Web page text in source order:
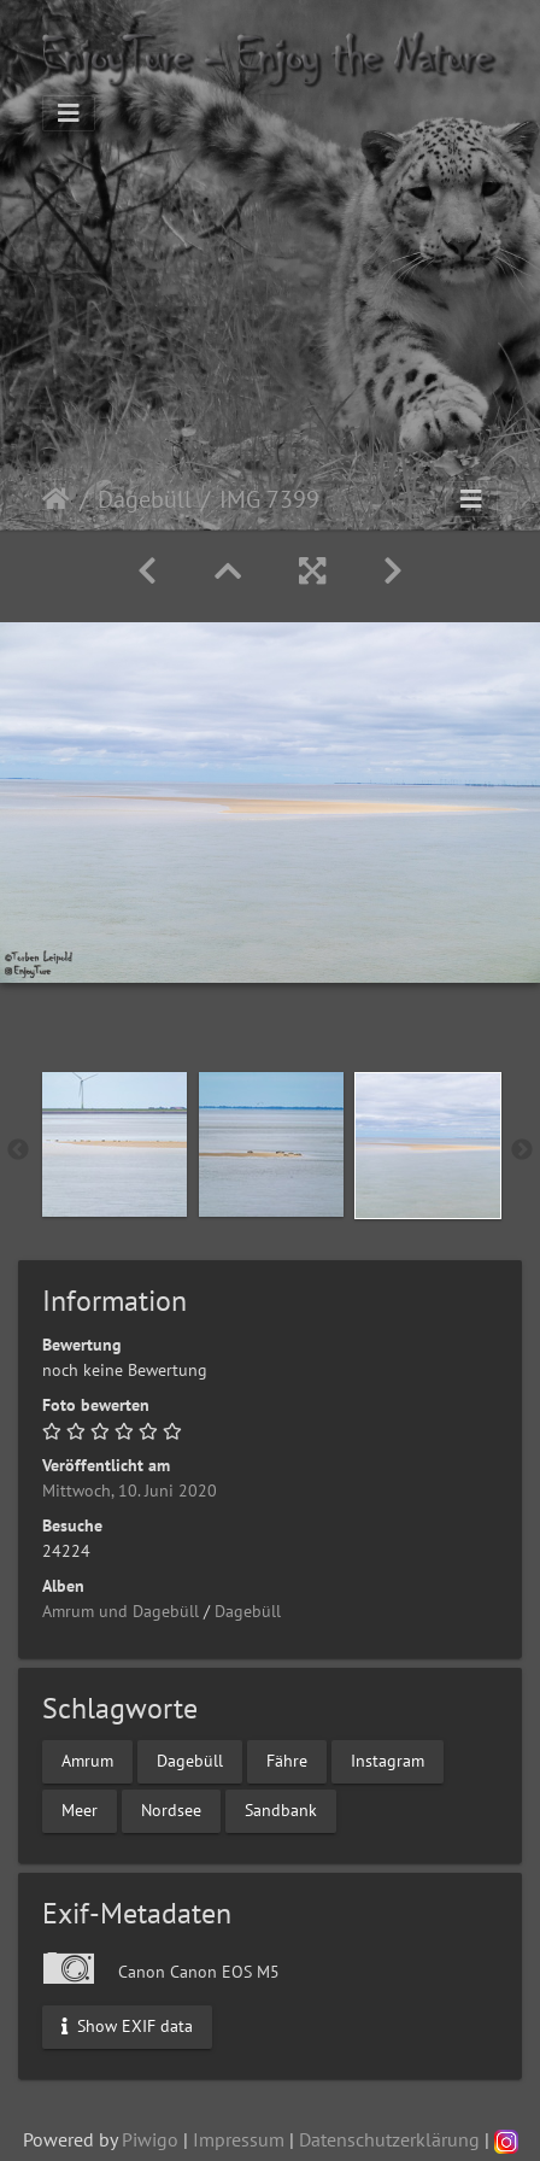
Dagebüll IMG 7399
Information
Bewertung
noch keine Bewertung
Foto bewerten
Veröffentlicht am
Mittwoch, 10. Juni 2020
Besuche
24224
Alben
Amrum und Dagebüll / Dagebüll
Schlagworte
Amrum Dagebüll Fähre Instagram
Meer Nordsee Sandbank
Exif-Metadaten
Canon Canon EOS M5
Show EXIF data
Powered by Piwigo | Impressum | Datenschutzerklärung |